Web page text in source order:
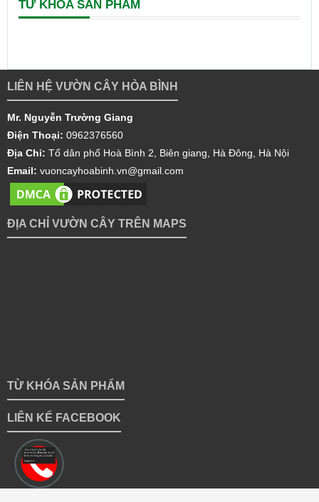
TỪ KHÓA SẢN PHẨM
LIÊN HỆ VƯỜN CÂY HÒA BÌNH
Mr. Nguyễn Trường Giang
Điện Thoại: 0962376560
Địa Chỉ: Tổ dân phố Hoà Bình 2, Biên giang, Hà Đông, Hà Nội
Email: vuoncayhoabinh.vn@gmail.com
ĐỊA CHỈ VƯỜN CÂY TRÊN MAPS
TỪ KHÓA SẢN PHẨM
LIÊN KẾ FACEBOOK